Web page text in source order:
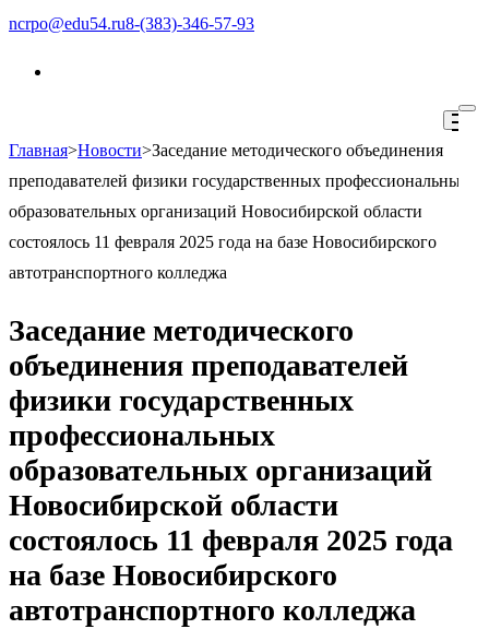
Перейти
Enter)
ncrpo@edu54.ru8-(383)-346-57-93
Главная>Новости>Заседание методического объединения
преподавателей физики государственных профессиональных
образовательных организаций Новосибирской области
состоялось 11 февраля 2025 года на базе Новосибирского
автотранспортного колледжа
Заседание методического
объединения преподавателей
физики государственных
профессиональных
образовательных организаций
Новосибирской области
состоялось 11 февраля 2025 года
на базе Новосибирского
автотранспортного колледжа